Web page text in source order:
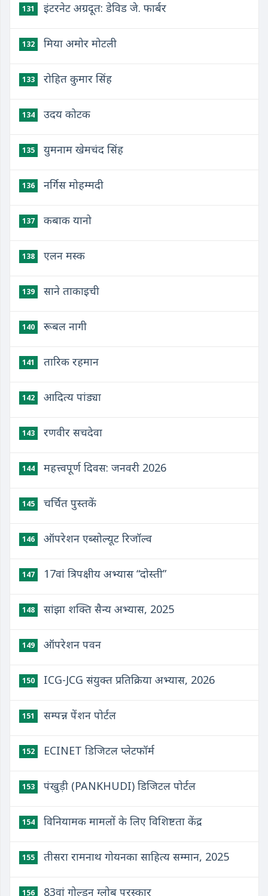
131 इंटरनेट अग्रदूत: डेविड जे. फार्बर
132 मिया अमोर मोटली
133 रोहित कुमार सिंह
134 उदय कोटक
135 युमनाम खेमचंद सिंह
136 नर्गिस मोहम्मदी
137 कबाक यानो
138 एलन मस्क
139 साने ताकाइची
140 रूबल नागी
141 तारिक रहमान
142 आदित्य पांड्या
143 रणवीर सचदेवा
144 महत्त्वपूर्ण दिवस: जनवरी 2026
145 चर्चित पुस्तकें
146 ऑपरेशन एब्सोल्यूट रिजॉल्व
147 17वां त्रिपक्षीय अभ्यास “दोस्‍ती”
148 सांझा शक्ति सैन्य अभ्यास, 2025
149 ऑपरेशन पवन
150 ICG-JCG संयुक्‍त प्रतिक्रिया अभ्‍यास, 2026
151 सम्पन्न पेंशन पोर्टल
152 ECINET डिजिटल प्लेटफॉर्म
153 पंखुड़ी (PANKHUDI) डिजिटल पोर्टल
154 विनियामक मामलों के लिए विशिष्टता केंद्र
155 तीसरा रामनाथ गोयनका साहित्य सम्मान, 2025
156 83वां गोल्डन ग्लोब पुरस्कार